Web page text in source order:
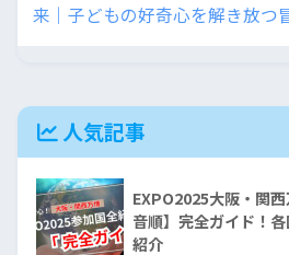
来｜子どもの好奇心を解き放つ
人気記事
EXPO2025大阪・関
音順】完全ガイド！
紹介